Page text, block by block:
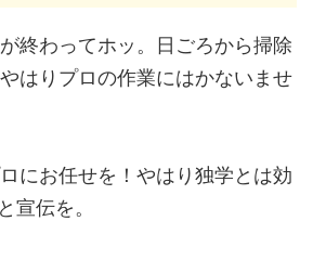
終わってホッ。日ごろから掃除
はりプロの作業にはかないませ
にお任せを！やはり独学とは効
宣伝を。